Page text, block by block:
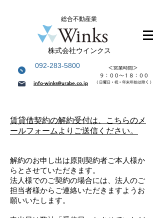
総合不動産業
株式会社ウインクス
092-283-5800
info-winks@urabe.co.jp
賃貸借契約の解約受付は、こちらのメ
ールフォームよりご送信ください。
解約のお申し出は原則契約者ご本人様か
らとさせていただきます。
法人様でのご契約の場合には、法人のご
担当者様からご連絡いただきますようお
願いいたします。